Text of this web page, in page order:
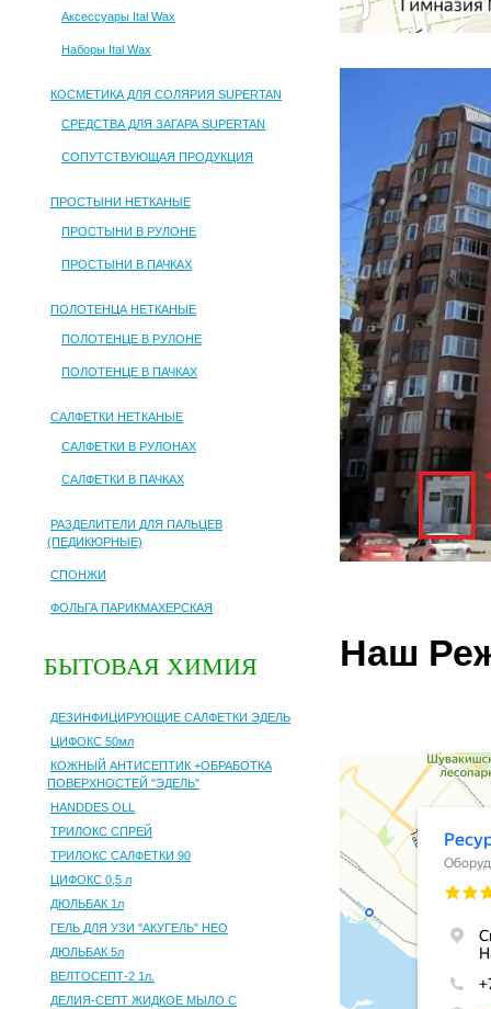
Аксессуары Ital Wax
Наборы Ital Wax
КОСМЕТИКА ДЛЯ СОЛЯРИЯ SUPERTAN
СРЕДСТВА ДЛЯ ЗАГАРА SUPERTAN
СОПУТСТВУЮЩАЯ ПРОДУКЦИЯ
ПРОСТЫНИ НЕТКАНЫЕ
ПРОСТЫНИ В РУЛОНЕ
ПРОСТЫНИ В ПАЧКАХ
ПОЛОТЕНЦА НЕТКАНЫЕ
ПОЛОТЕНЦЕ В РУЛОНЕ
ПОЛОТЕНЦЕ В ПАЧКАХ
САЛФЕТКИ НЕТКАНЫЕ
САЛФЕТКИ В РУЛОНАХ
САЛФЕТКИ В ПАЧКАХ
РАЗДЕЛИТЕЛИ ДЛЯ ПАЛЬЦЕВ
(ПЕДИКЮРНЫЕ)
СПОНЖИ
ФОЛЬГА ПАРИКМАХЕРСКАЯ
БЫТОВАЯ ХИМИЯ
ДЕЗИНФИЦИРУЮЩИЕ САЛФЕТКИ ЭДЕЛЬ
ЦИФОКС 50мл
КОЖНЫЙ АНТИСЕПТИК +ОБРАБОТКА
ПОВЕРХНОСТЕЙ "ЭДЕЛЬ"
HANDDES OLL
ТРИЛОКС СПРЕЙ
ТРИЛОКС САЛФЕТКИ 90
ЦИФОКС 0,5 л
ДЮЛЬБАК 1л
ГЕЛЬ ДЛЯ УЗИ "АКУГЕЛЬ" НЕО
ДЮЛЬБАК 5л
ВЕЛТОСЕПТ-2 1л.
ДЕЛИЯ-СЕПТ ЖИДКОЕ МЫЛО С
Наш